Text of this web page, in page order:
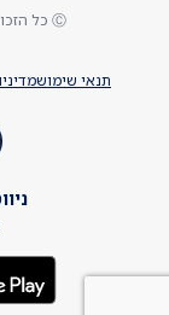
תנאי שימוש
Ⓒ כל הזכויות שמורות לאיכילוב